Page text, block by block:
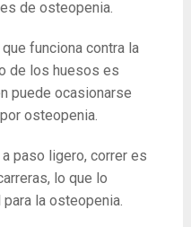
de osteopenia.
funciona contra la
de los huesos es
puede ocasionarse
osteopenia.
paso ligero, correr es
lo que lo
la osteopenia.